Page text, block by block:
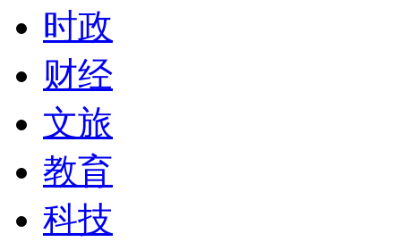
时政
财经
文旅
教育
科技